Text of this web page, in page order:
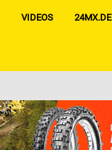
VIDEOS 24MX.DE